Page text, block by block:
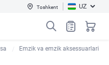
Toshkent UZ
Emzik va emzik aksessuarlari